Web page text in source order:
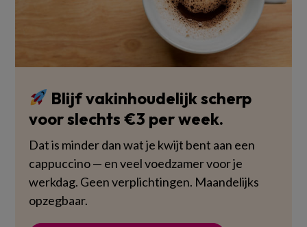
Blijf vakinhoudelijk scherp
voor slechts €3 per week.
Dat is minder dan wat je kwijt bent aan een
cappuccino — en veel voedzamer voor je
werkdag. Geen verplichtingen. Maandelijks
opzegbaar.